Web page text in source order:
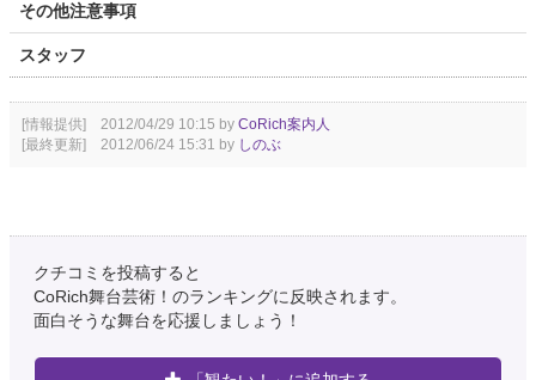
その他注意事項
スタッフ
[情報提供] 2012/04/29 10:15 by CoRich案内人
[最終更新] 2012/06/24 15:31 by しのぶ
クチコミを投稿すると
CoRich舞台芸術！のランキングに反映されます。
面白そうな舞台を応援しましょう！